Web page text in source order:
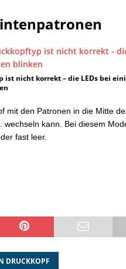
ist nicht korrekt – die LEDs bei
mit den Patronen in die Mitte
kann. Bei diesem
fast leer.
DRUCKKOPF